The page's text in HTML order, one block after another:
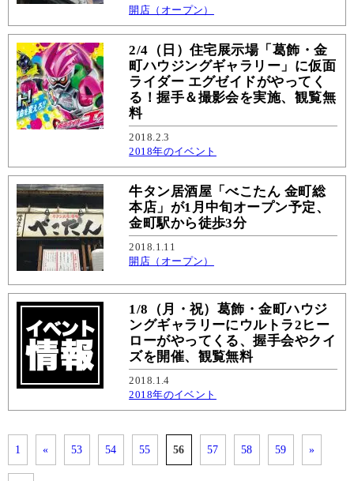
開店（オープン）
2/4（日）住宅展示場「葛飾・金
町ハウジングギャラリー」に仮面
ライダー エグゼイドがやってく
る！握手＆撮影会を実施、観覧無
料
2018.2.3
2018年のイベント
牛タン居酒屋「べこたん 金町総
本店」が1月中旬オープン予定、
金町駅から徒歩3分
2018.1.11
開店（オープン）
1/8（月・祝）葛飾・金町ハウジ
ングギャラリーにウルトラ2ヒー
ローがやってくる、握手会やクイ
ズを開催、観覧無料
2018.1.4
2018年のイベント
1 « 53 54 55 56 57 58 59 »